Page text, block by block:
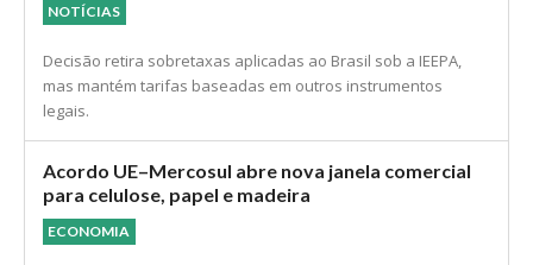
NOTÍCIAS
Decisão retira sobretaxas aplicadas ao Brasil sob a IEEPA,
mas mantém tarifas baseadas em outros instrumentos
legais.
Acordo UE–Mercosul abre nova janela comercial
para celulose, papel e madeira
ECONOMIA